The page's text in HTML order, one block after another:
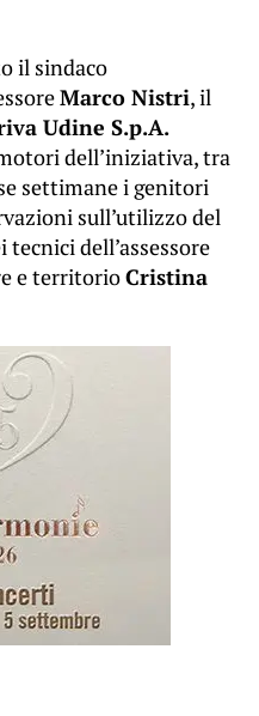
il sindaco
Marco Nistri, il
Udine S.p.A.
dell’iniziativa, tra
settimane i genitori
sull’utilizzo del
dell’assessore
e territorioCristina